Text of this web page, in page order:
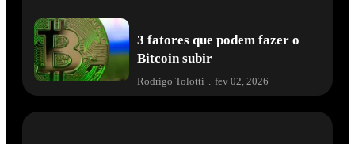
3 fatores que podem fazer o
Bitcoin subir
Rodrigo Tolotti fev 02, 2026